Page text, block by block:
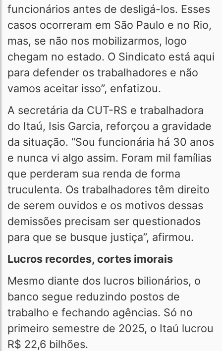
funcionários antes de desligá-los. Esses
casos ocorreram em São Paulo e no Rio,
mas, se não nos mobilizarmos, logo
chegam no estado. O Sindicato está aqui
para defender os trabalhadores e não
vamos aceitar isso”, enfatizou.
A secretária da CUT-RS e trabalhadora
do Itaú, Isis Garcia, reforçou a gravidade
da situação. “Sou funcionária há 30 anos
e nunca vi algo assim. Foram mil famílias
que perderam sua renda de forma
truculenta. Os trabalhadores têm direito
de serem ouvidos e os motivos dessas
demissões precisam ser questionados
para que se busque justiça”, afirmou.
Lucros recordes, cortes imorais
Mesmo diante dos lucros bilionários, o
banco segue reduzindo postos de
trabalho e fechando agências. Só no
primeiro semestre de 2025, o Itaú lucrou
R$ 22,6 bilhões.